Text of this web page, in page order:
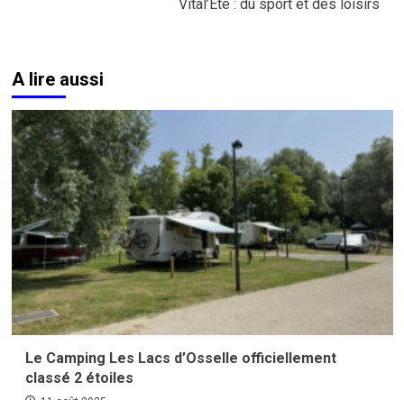
Vital’Eté : du sport et des loisirs
A lire aussi
Le Camping Les Lacs d’Osselle officiellement
classé 2 étoiles